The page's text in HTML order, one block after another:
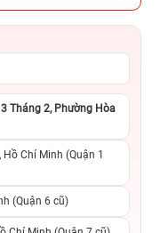
Tháng 2, Phường Hòa
Chí Minh (Quận 1
(Quận 6 cũ)